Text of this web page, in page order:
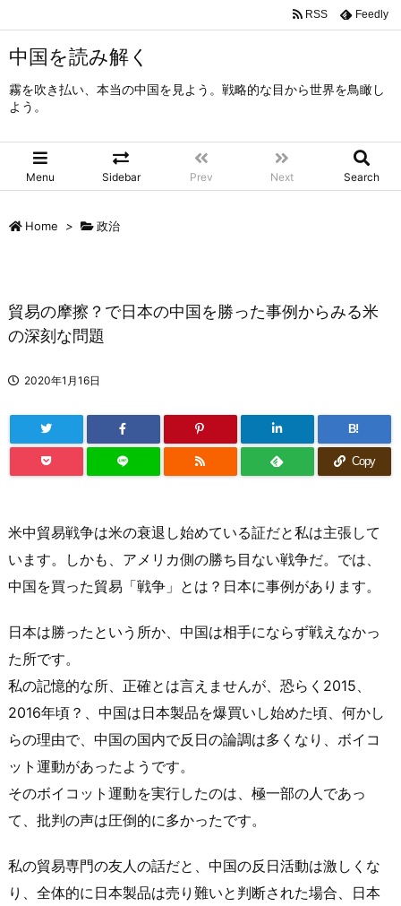
中国を読み解く
霧を吹き払い、本当の中国を見よう。戦略的な目から世界を鳥瞰し
よう。
Menu Sidebar Prev Next Search
RSS Feedly
Home > 政治
貿易の摩擦？で日本の中国を勝った事例からみる米
の深刻な問題
2020年1月16日
B!
Copy
米中貿易戦争は米の衰退し始めている証だと私は主張して
います。しかも、アメリカ側の勝ち目ない戦争だ。では、
中国を買った貿易「戦争」とは？日本に事例があります。
日本は勝ったという所か、中国は相手にならず戦えなかっ
た所です。
私の記憶的な所、正確とは言えませんが、恐らく2015、
2016年頃？、中国は日本製品を爆買いし始めた頃、何かし
らの理由で、中国の国内で反日の論調は多くなり、ボイコ
ット運動があったようです。
そのボイコット運動を実行したのは、極一部の人であっ
て、批判の声は圧倒的に多かったです。
私の貿易専門の友人の話だと、中国の反日活動は激しくな
り、全体的に日本製品は売り難いと判断された場合、日本